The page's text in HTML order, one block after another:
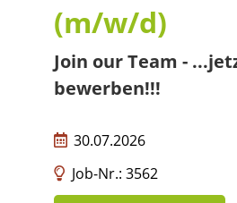
(m/w/d)
Join our Team -
bewerben!!!
30.07.2026
Job-Nr.: 3562